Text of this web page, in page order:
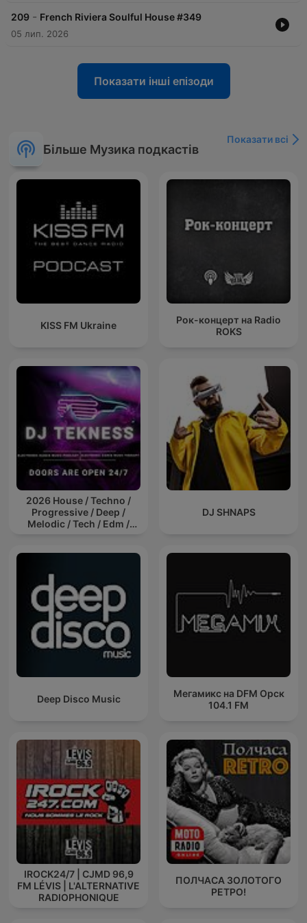
209 - French Riviera Soulful House #349
05 лип. 2026
Показати інші епізоди
Більше Музика подкастів
Показати всі
KISS FM Ukraine
Рок-концерт на Radio
ROKS
2026 House / Techno /
Progressive / Deep /
Melodic / Tech / Edm /
DJ SHNAPS
Deep Disco Music
Мегамикс на DFM Орск
104.1 FM
IROCK24/7 | CJMD 96,9
FM LÉVIS | L'ALTERNATIVE
RADIOPHONIQUE
ПОЛЧАСА ЗОЛОТОГО
РЕТРО!